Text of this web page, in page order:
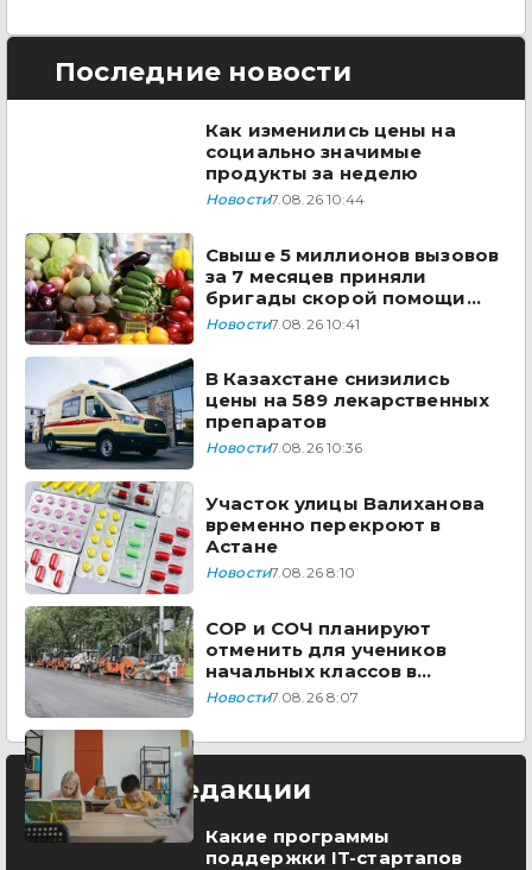
Последние новости
Как изменились цены на
социально значимые
продукты за неделю
Новости7.08.26 10:44
Свыше 5 миллионов вызовов
за 7 месяцев приняли
бригады скорой помощи
Казахстана
Новости7.08.26 10:41
В Казахстане снизились
цены на 589 лекарственных
препаратов
Новости7.08.26 10:36
Участок улицы Валиханова
временно перекроют в
Астане
Новости7.08.26 8:10
СОР и СОЧ планируют
отменить для учеников
начальных классов в
Казахстане
Новости7.08.26 8:07
Выбор редакции
Какие программы
поддержки IT-стартапов